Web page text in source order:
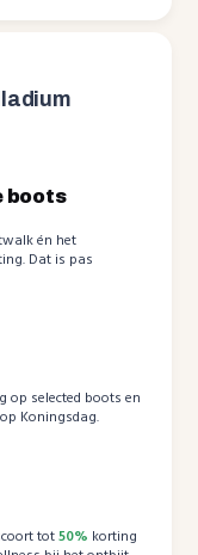
boots
én het
Dat is pas
op selected boots en
Koningsdag.
tot50% korting